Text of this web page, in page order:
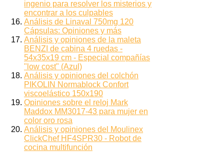
ingenio para resolver los misterios y
encontrar a los culpables
Análisis de Linaval 750mg 120
Cápsulas: Opiniones y más
Análisis y opiniones de la maleta
BENZI de cabina 4 ruedas -
54x35x19 cm - Especial compañías
"low cost" (Azul)
Análisis y opiniones del colchón
PIKOLIN Normablock Confort
viscoelástico 150x190
Opiniones sobre el reloj Mark
Maddox MM3017-43 para mujer en
color oro rosa
Análisis y opiniones del Moulinex
ClickChef HF4SPR30 - Robot de
cocina multifunción